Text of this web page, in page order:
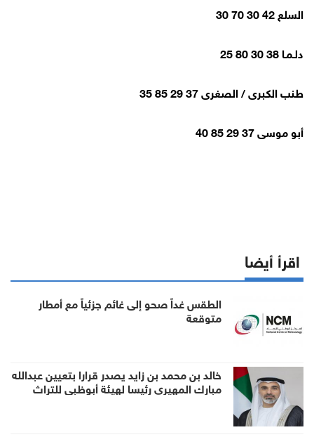
السلع 42 30 70 30
دلـمـا 38 30 80 25
طنب الكبرى / الصغرى 37 29 85 35
أبو موسى 37 29 85 40
اقرأ أيضا
الطقس غداً صحو إلى غائم جزئياً مع أمطار
متوقعة
خالد بن محمد بن زايد يصدر قرارا بتعيين عبدالله
مبارك المهيري رئيسا لهيئة أبوظبي للتراث